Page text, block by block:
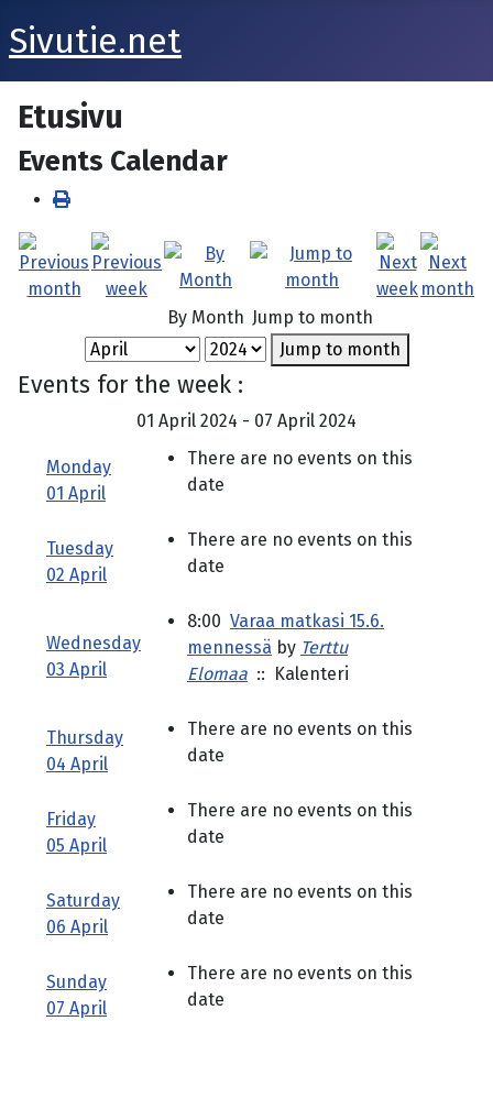
Sivutie.net
Etusivu
Events Calendar
By Month Jump to month
Jump to month
Events for the week :
01 April 2024 - 07 April 2024
Monday
01 April
There are no events on this
date
Tuesday
02 April
There are no events on this
date
Wednesday
03 April
8:00 Varaa matkasi 15.6.
mennessä by Terttu
Elomaa :: Kalenteri
Thursday
04 April
There are no events on this
date
Friday
05 April
There are no events on this
date
Saturday
06 April
There are no events on this
date
Sunday
07 April
There are no events on this
date